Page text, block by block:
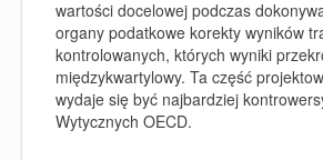
wartości docelowej podczas
organy podatkowe korekty wyników
kontrolowanych, których wyniki
międzykwartylowy. Ta część
wydaje się być najbardziej
Wytycznych OECD.